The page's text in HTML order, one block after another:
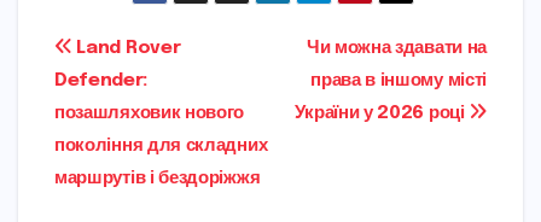
Навігація
записів
Чи можна здавати на
права в іншому місті
України у 2026 році
Land Rover
Defender:
позашляховик нового
покоління для складних
маршрутів і бездоріжжя